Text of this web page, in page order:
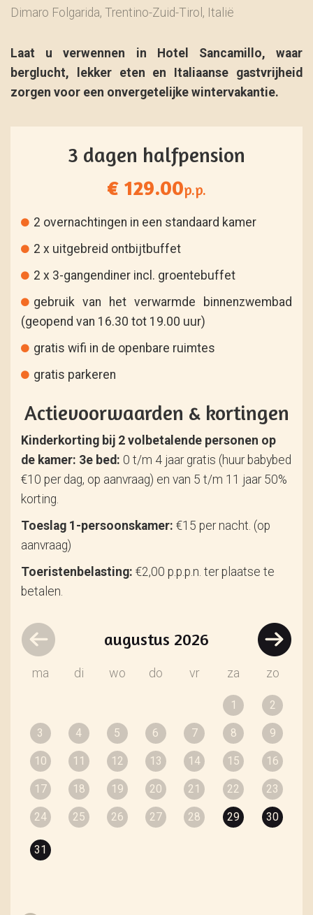
Dimaro Folgarida, Trentino-Zuid-Tirol, Italië
Laat u verwennen in Hotel Sancamillo, waar
berglucht, lekker eten en Italiaanse gastvrijheid
zorgen voor een onvergetelijke wintervakantie.
3 dagen halfpension
€ 129.00p.p.
2 overnachtingen in een standaard kamer
2 x uitgebreid ontbijtbuffet
2 x 3-gangendiner incl. groentebuffet
gebruik van het verwarmde binnenzwembad
(geopend van 16.30 tot 19.00 uur)
gratis wifi in de openbare ruimtes
gratis parkeren
Actievoorwaarden & kortingen
Kinderkorting bij 2 volbetalende personen op
de kamer: 3e bed: 0 t/m 4 jaar gratis (huur babybed
€10 per dag, op aanvraag) en van 5 t/m 11 jaar 50%
korting.
Toeslag 1-persoonskamer: €15 per nacht. (op
aanvraag)
Toeristenbelasting: €2,00 p.p.p.n. ter plaatse te
betalen.
augustus 2026
ma di wo do vr za zo
1 2
3 4 5 6 7 8 9
10 11 12 13 14 15 16
17 18 19 20 21 22 23
24 25 26 27 28 29 30
31